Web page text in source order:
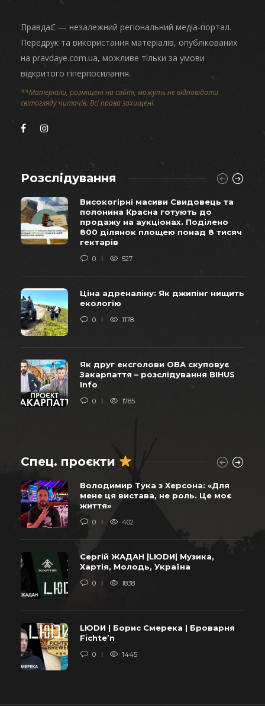
ПравдаЄ — незалежний регіональний медіа-портал.
Передрук та використання матеріалів, опублікованих
на pravdaye.com.ua, можливе тільки за умови
відкритого гіперпосилання.
**Матеріали, розміщені на сайті, можуть не відповідати
світогляду читачів. Всі права захищені.
Розслідування
Високогірні масиви Свидовець та
полонина Красна готують до
продажу на аукціонах. Поділено
800 ділянок площею понад 8 тисяч
гектарів
0 527
Ціна адреналіну: Як джипінг нищить
екологію
0 1178
Як друг ексголови ОВА скуповує
Закарпаття – розслідування BIHUS
Info
0 1785
Спец. проєкти
Володимир Тука з Херсона: «Для
мене ця вистава, не роль. Це моє
життя»
0 402
Сергій ЖАДАН |LЮDИ| Музика,
Хартія, Молодь, Україна
0 1838
LЮDИ | Борис Смерека | Броварня
Fichte’n
0 1445